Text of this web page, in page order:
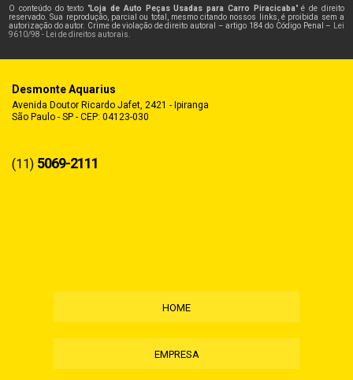
O conteúdo do texto "Loja de Auto Peças Usadas para Carro Piracicaba" é de direito
reservado. Sua reprodução, parcial ou total, mesmo citando nossos links, é proibida sem a
autorização do autor. Crime de violação de direito autoral – artigo 184 do Código Penal –
Lei
9610/98 - Lei de direitos autorais
Desmonte Aquarius
Avenida Doutor Ricardo Jafet, 2421 - Ipiranga
São Paulo - SP - CEP: 04123-030
(11) 5069-2111
HOME
EMPRESA